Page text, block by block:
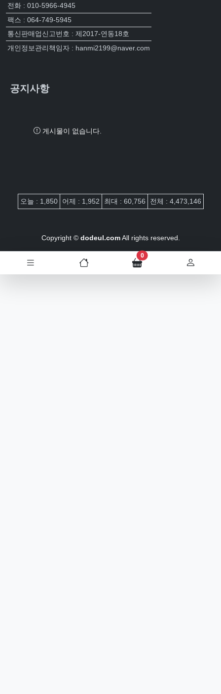
전화 : 010-5966-4945
팩스 : 064-749-5945
통신판매업신고번호 : 제2017-연동18호
개인정보관리책임자 : hanmi2199@naver.com
공지사항
게시물이 없습니다.
접속자집계
오늘 : 1,850 어제 : 1,952 최대 : 60,756 전체 : 4,473,146
Copyright © dodeul.comAll rights reserved.
0장바구니 담은 개수